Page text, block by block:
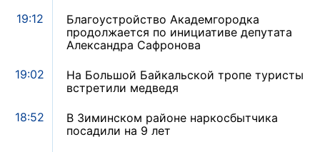
19:12
Благоустройство Академгородка
продолжается по инициативе депутата
Александра Сафронова
19:02
На Большой Байкальской тропе туристы
встретили медведя
18:52
В Зиминском районе наркосбытчика
посадили на 9 лет